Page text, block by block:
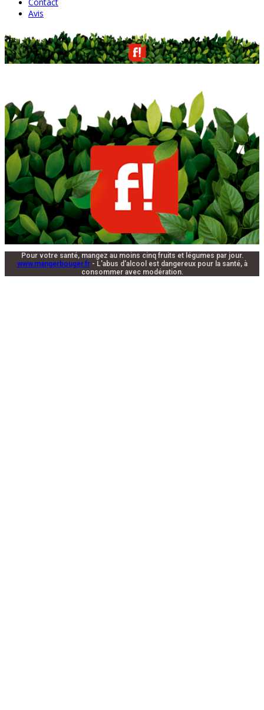
Avis
Pour votre santé, mangez au moins cinq fruits et légumes par jour.
www.mangerbouger.fr- L'abus d'alcool est dangereux pour la santé, à
consommer avec modération.